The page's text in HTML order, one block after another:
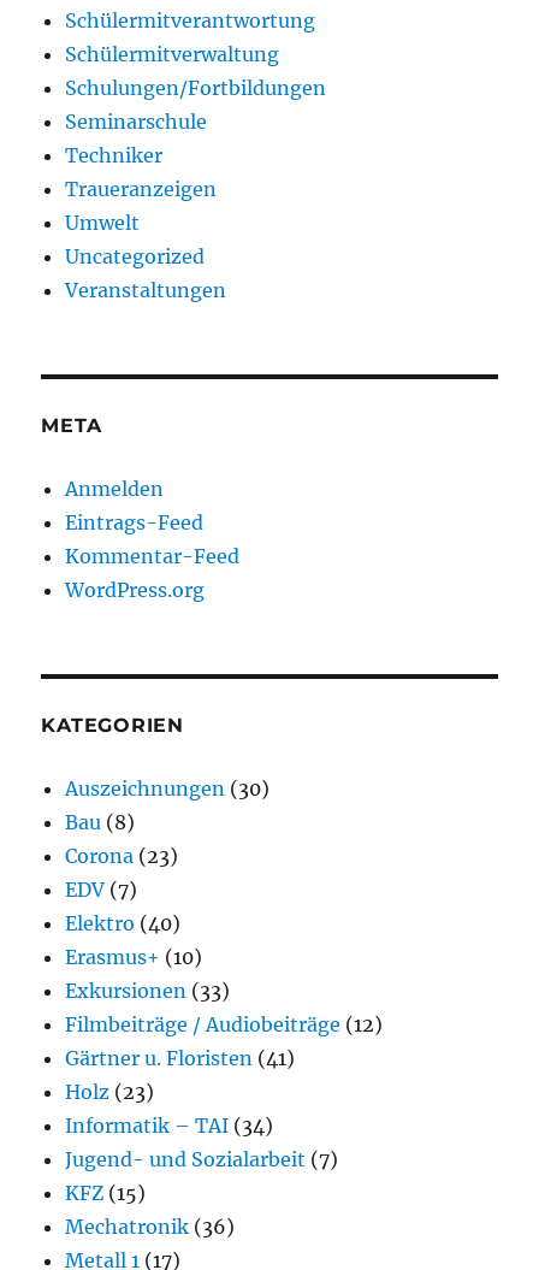
Schülermitverantwortung
Schülermitverwaltung
Schulungen/Fortbildungen
Seminarschule
Techniker
Traueranzeigen
Umwelt
Uncategorized
Veranstaltungen
META
Anmelden
Eintrags-Feed
Kommentar-Feed
WordPress.org
KATEGORIEN
Auszeichnungen (30)
Bau (8)
Corona (23)
EDV (7)
Elektro (40)
Erasmus+ (10)
Exkursionen (33)
Filmbeiträge / Audiobeiträge (12)
Gärtner u. Floristen (41)
Holz (23)
Informatik – TAI (34)
Jugend- und Sozialarbeit (7)
KFZ (15)
Mechatronik (36)
Metall 1 (17)